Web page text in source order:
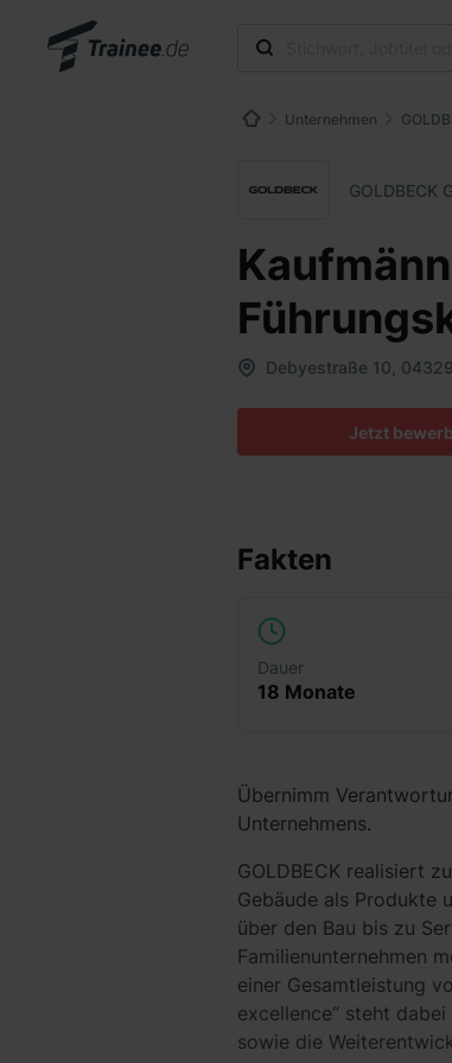
Unternehmen
GOLDBECK
Debyestraße 10,
Jetzt
Fakten
Dauer
18 Monate
Übernimm
Unternehmens.
GOLDBECK realisiert
Gebäude als Produkte
über den Bau bis zu
Familienunternehmen
einer Gesamtleistung
excellence“ steht
sowie die